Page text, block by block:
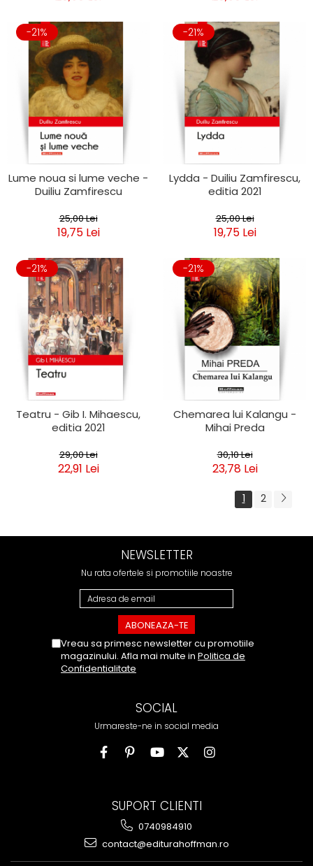
-21%
Lume noua si lume veche -
Duiliu Zamfirescu
25,00 Lei
19,75 Lei
-21%
Lydda - Duiliu Zamfirescu,
editia 2021
25,00 Lei
19,75 Lei
-21%
Teatru - Gib I. Mihaescu,
editia 2021
29,00 Lei
22,91 Lei
-21%
Chemarea lui Kalangu -
Mihai Preda
30,10 Lei
23,78 Lei
1 2
NEWSLETTER
Nu rata ofertele si promotiile noastre
Vreau sa primesc newsletter cu promotiile
magazinului. Afla mai multe in Politica de
Confidentialitate
SOCIAL
Urmareste-ne in social media
SUPORT CLIENTI
0740984910
contact@editurahoffman.ro